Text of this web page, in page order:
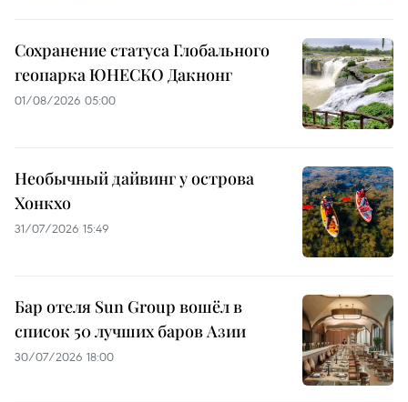
Сохранение статуса Глобального
геопарка ЮНЕСКО Дакнонг
01/08/2026 05:00
Необычный дайвинг у острова
Хонкхо
31/07/2026 15:49
Бар отеля Sun Group вошёл в
список 50 лучших баров Азии
30/07/2026 18:00